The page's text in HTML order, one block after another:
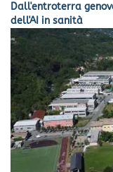
Dall'entroterra
dell'AI in sanità